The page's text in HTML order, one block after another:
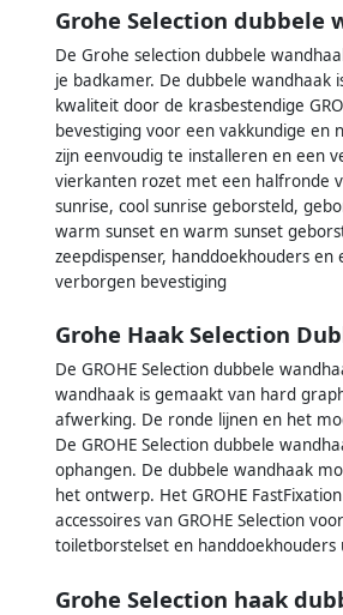
Grohe Selection dubbele
De Grohe selection dubbele
je badkamer. De dubbele
kwaliteit door de krasbestendige
bevestiging voor een vakkundige en
zijn eenvoudig te installeren en een
vierkanten rozet met een halfronde
sunrise, cool sunrise geborsteld,
warm sunset en warm sunset
zeepdispenser, handdoekhouders
verborgen bevestiging
Grohe Haak Selection
De GROHE Selection dubbele
wandhaak is gemaakt van hard
afwerking. De ronde lijnen en het
De GROHE Selection dubbele
ophangen. De dubbele wandhaak
het ontwerp. Het GROHE
accessoires van GROHE Selection
toiletborstelset en handdoekhouders
Grohe Selection haak